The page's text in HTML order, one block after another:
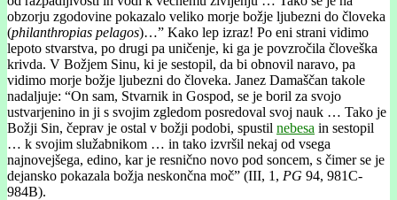
obzorju zgodovine pokazalo veliko morje božje ljubezni do človeka
(philanthropias pelagos)…” Kako lep izraz! Po eni strani vidimo
lepoto stvarstva, po drugi pa uničenje, ki ga je povzročila človeška
krivda. V Božjem Sinu, ki je sestopil, da bi obnovil naravo, pa
vidimo morje božje ljubezni do človeka. Janez Damaščan takole
nadaljuje: “On sam, Stvarnik in Gospod, se je boril za svojo
ustvarjenino in ji s svojim zgledom posredoval svoj nauk … Tako je
Božji Sin, čeprav je ostal v božji podobi, spustil nebesa in sestopil
… k svojim služabnikom … in tako izvršil nekaj od vsega
najnovejšega, edino, kar je resnično novo pod soncem, s čimer se je
dejansko pokazala božja neskončna moč” (III, 1, PG 94, 981C-
984B).